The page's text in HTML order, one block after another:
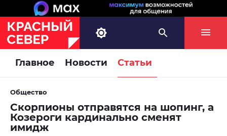
Главное Новости Статьи
Общество
Скорпионы отправятся на шопинг, а
Козероги кардинально сменят
имидж